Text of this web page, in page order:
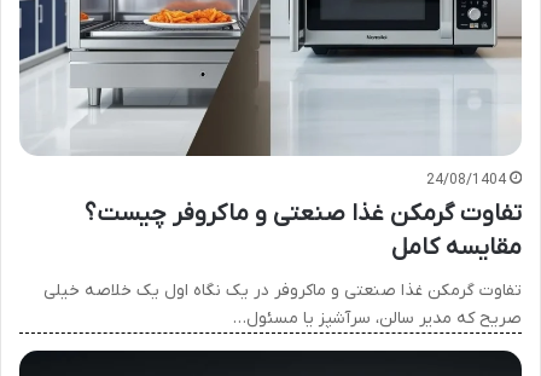
24/08/1404
تفاوت گرمکن غذا صنعتی و ماکروفر چیست؟
مقایسه کامل
تفاوت گرمکن غذا صنعتی و ماکروفر در یک نگاه اول یک خلاصه خیلی
صریح که مدیر سالن، سرآشپز یا مسئول…